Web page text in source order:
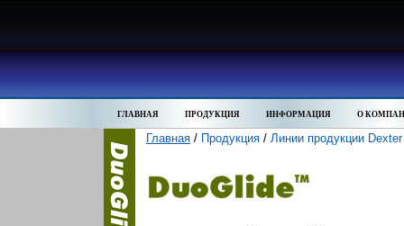
ГЛАВНАЯ ПРОДУКЦИЯ ИНФОРМАЦИЯ О
Главная / Продукция / Линии продукции Dexter